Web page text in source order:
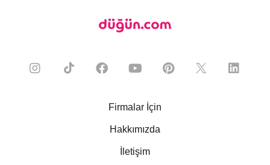
Firmalar İçin
Hakkımızda
İletişim